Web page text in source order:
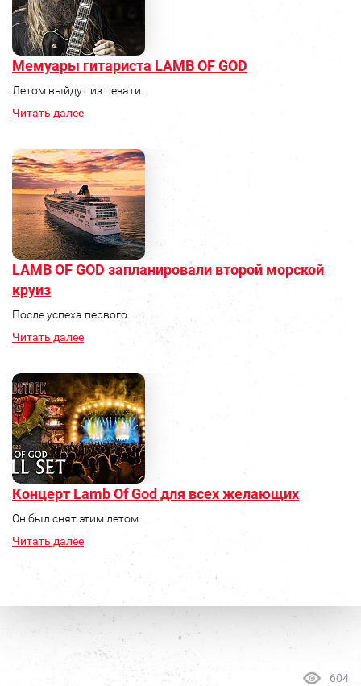
Мемуары гитариста LAMB OF GOD
Летом выйдут из печати.
Читать далее
LAMB OF GOD запланировали второй морской
круиз
После успеха первого.
Читать далее
Концерт Lamb Of God для всех желающих
Он был снят этим летом.
Читать далее
604